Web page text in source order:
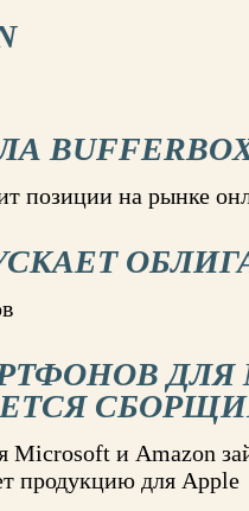
позиции на рынке
ДЛЯ
Microsoft и Amazon
продукцию для Apple